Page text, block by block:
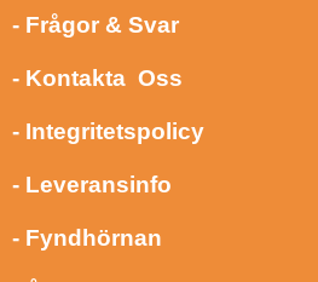
- Frågor & Svar
- Kontakta Oss
- Integritetspolicy
- Leveransinfo
- Fyndhörnan